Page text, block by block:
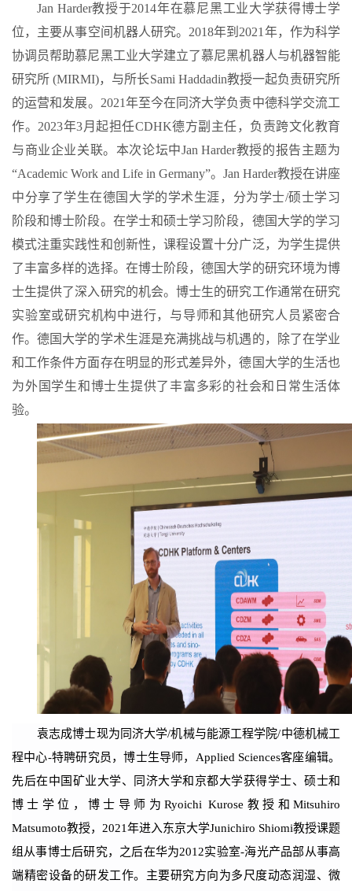
Jan Harder教授于2014年在慕尼黑工业大学获得博士学
位，主要从事空间机器人研究。 2018年到 2021 年，作为科学
协调员帮助慕尼黑工业大学建立了慕尼黑机器人与机器智能
研究所 (MIRMI)，与所长Sami Haddadin教授一起负责研究所
的运营和发展。 2021年至今在同济大学负责中德科学交流工
作。 2023年3月起担任CDHK德方副主任，负责跨文化教育
与商业企业关联。本次论坛中Jan Harder教授的报告主题为
“Academic Work and Life in Germany”。 Jan Harder教授在讲座
中分享了学生在德国大学的学术生涯，分为学士/硕士学习
阶段和博士阶段。在学士和硕士学习阶段，德国大学的学习
模式注重实践性和创新性，课程设置十分广泛，为学生提供
了丰富多样的选择。在博士阶段，德国大学的研究环境为博
士生提供了深入研究的机会。博士生的研究工作通常在研究
实验室或研究机构中进行，与导师和其他研究人员紧密合
作。德国大学的学术生涯是充满挑战与机遇的，除了在学业
和工作条件方面存在明显的形式差异外，德国大学的生活也
为外国学生和博士生提供了丰富多彩的社会和日常生活体
验。
袁志成博士现为同济大学/机械与能源工程学院/中德机械工
程中心-特聘研究员，博士生导师， Applied Sciences客座编辑。
先后在中国矿业大学、同济大学和京都大学获得学士、硕士和
博士学位，博士导师为 Ryoichi Kurose 教授和Mitsuhiro
Matsumoto教授， 2021年进入东京大学Junichiro Shiomi教授课题
组从事博士后研究，之后在华为2012实验室-海光产品部从事高
端精密设备的研发工作。主要研究方向为多尺度动态润湿、微